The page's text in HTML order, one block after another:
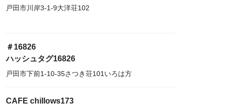
戸田市川岸3-1-9大洋荘102
＃16826
ハッシュタグ16826
戸田市下前1-10-35さつき荘101いろは方
CAFE chillows173